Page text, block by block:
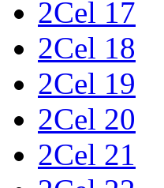
2Cel 17
2Cel 18
2Cel 19
2Cel 20
2Cel 21